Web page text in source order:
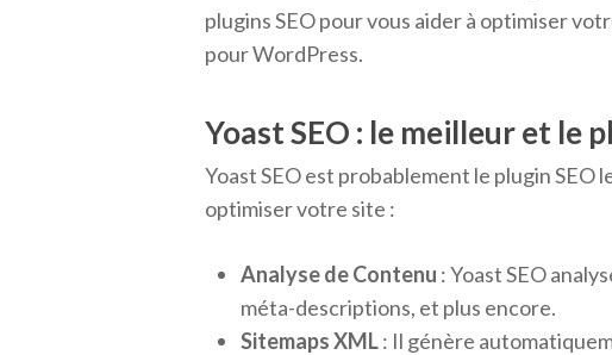
plugins SEO pour vous aider à optimiser
pour WordPress.
Yoast SEO : le meilleur et le
Yoast SEO est probablement le plugin
optimiser votre site :
Analyse de Contenu : Yoast SEO
méta-descriptions, et plus encore.
Sitemaps XML: Il génère